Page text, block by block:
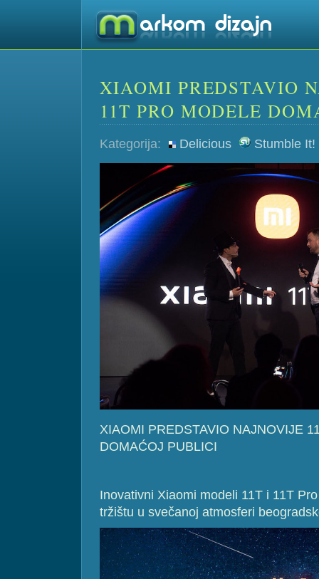
XIAOMI PREDSTAVIO
11T PRO MODELE
Kategorija: Delicious Stumble It!
XIAOMI PREDSTAVIO NAJNOVIJE
DOMAĆOJ PUBLICI
Inovativni Xiaomi modeli 11T i 11T
tržištu u svečanoj atmosferi